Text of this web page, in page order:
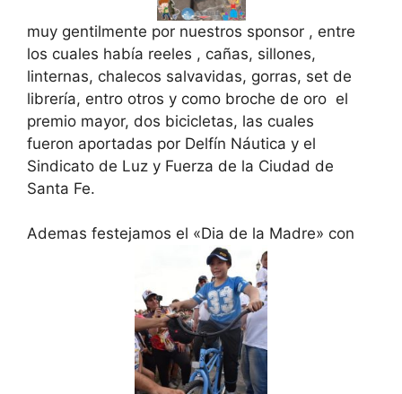
muy gentilmente por nuestros sponsor , entre
los cuales había reeles , cañas, sillones,
linternas, chalecos salvavidas, gorras, set de
librería, entro otros y como broche de oro el
premio mayor, dos bicicletas, las cuales
fueron aportadas por Delfín Náutica y el
Sindicato de Luz y Fuerza de la Ciudad de
Santa Fe.
Ademas festejamos el «Dia de la Madre» con